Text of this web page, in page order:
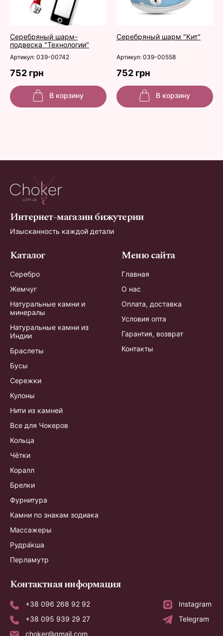
Серебряный шарм-
подвеска "Технологии"
Серебряный шарм "Кит"
Артикул: 039-00742 Артикул: 039-00558
752 грн 752 грн
В корзину В корзину
Интернет-магазин бижутерии
Изысканность каждой детали
Каталог
Серебро
Жемчуг
Натуральные камни и
минералы
Натуральные камни из
Индии
Браслеты
Бусы
Сережки
Кулоны
Нити из камней
Все для Чокеров
Кольца
Чётки
Коралл
Брелки
Фурнитура
Камни по знакам зодиака
Массажеры
Рудра́кша
Перламутр
Меню сайта
Главная
О нас
Оплата, доставка
Условия опта
Гарантия, возврат
Контакты
Контактная информация
+38 096 268 92 92
Instagram
+38 095 939 29 27
Telegram
choker@gmail.com